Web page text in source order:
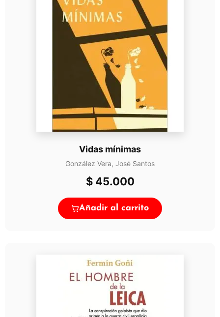
Vidas mínimas
González Vera, José Santos
$45.000
Añadir al carrito